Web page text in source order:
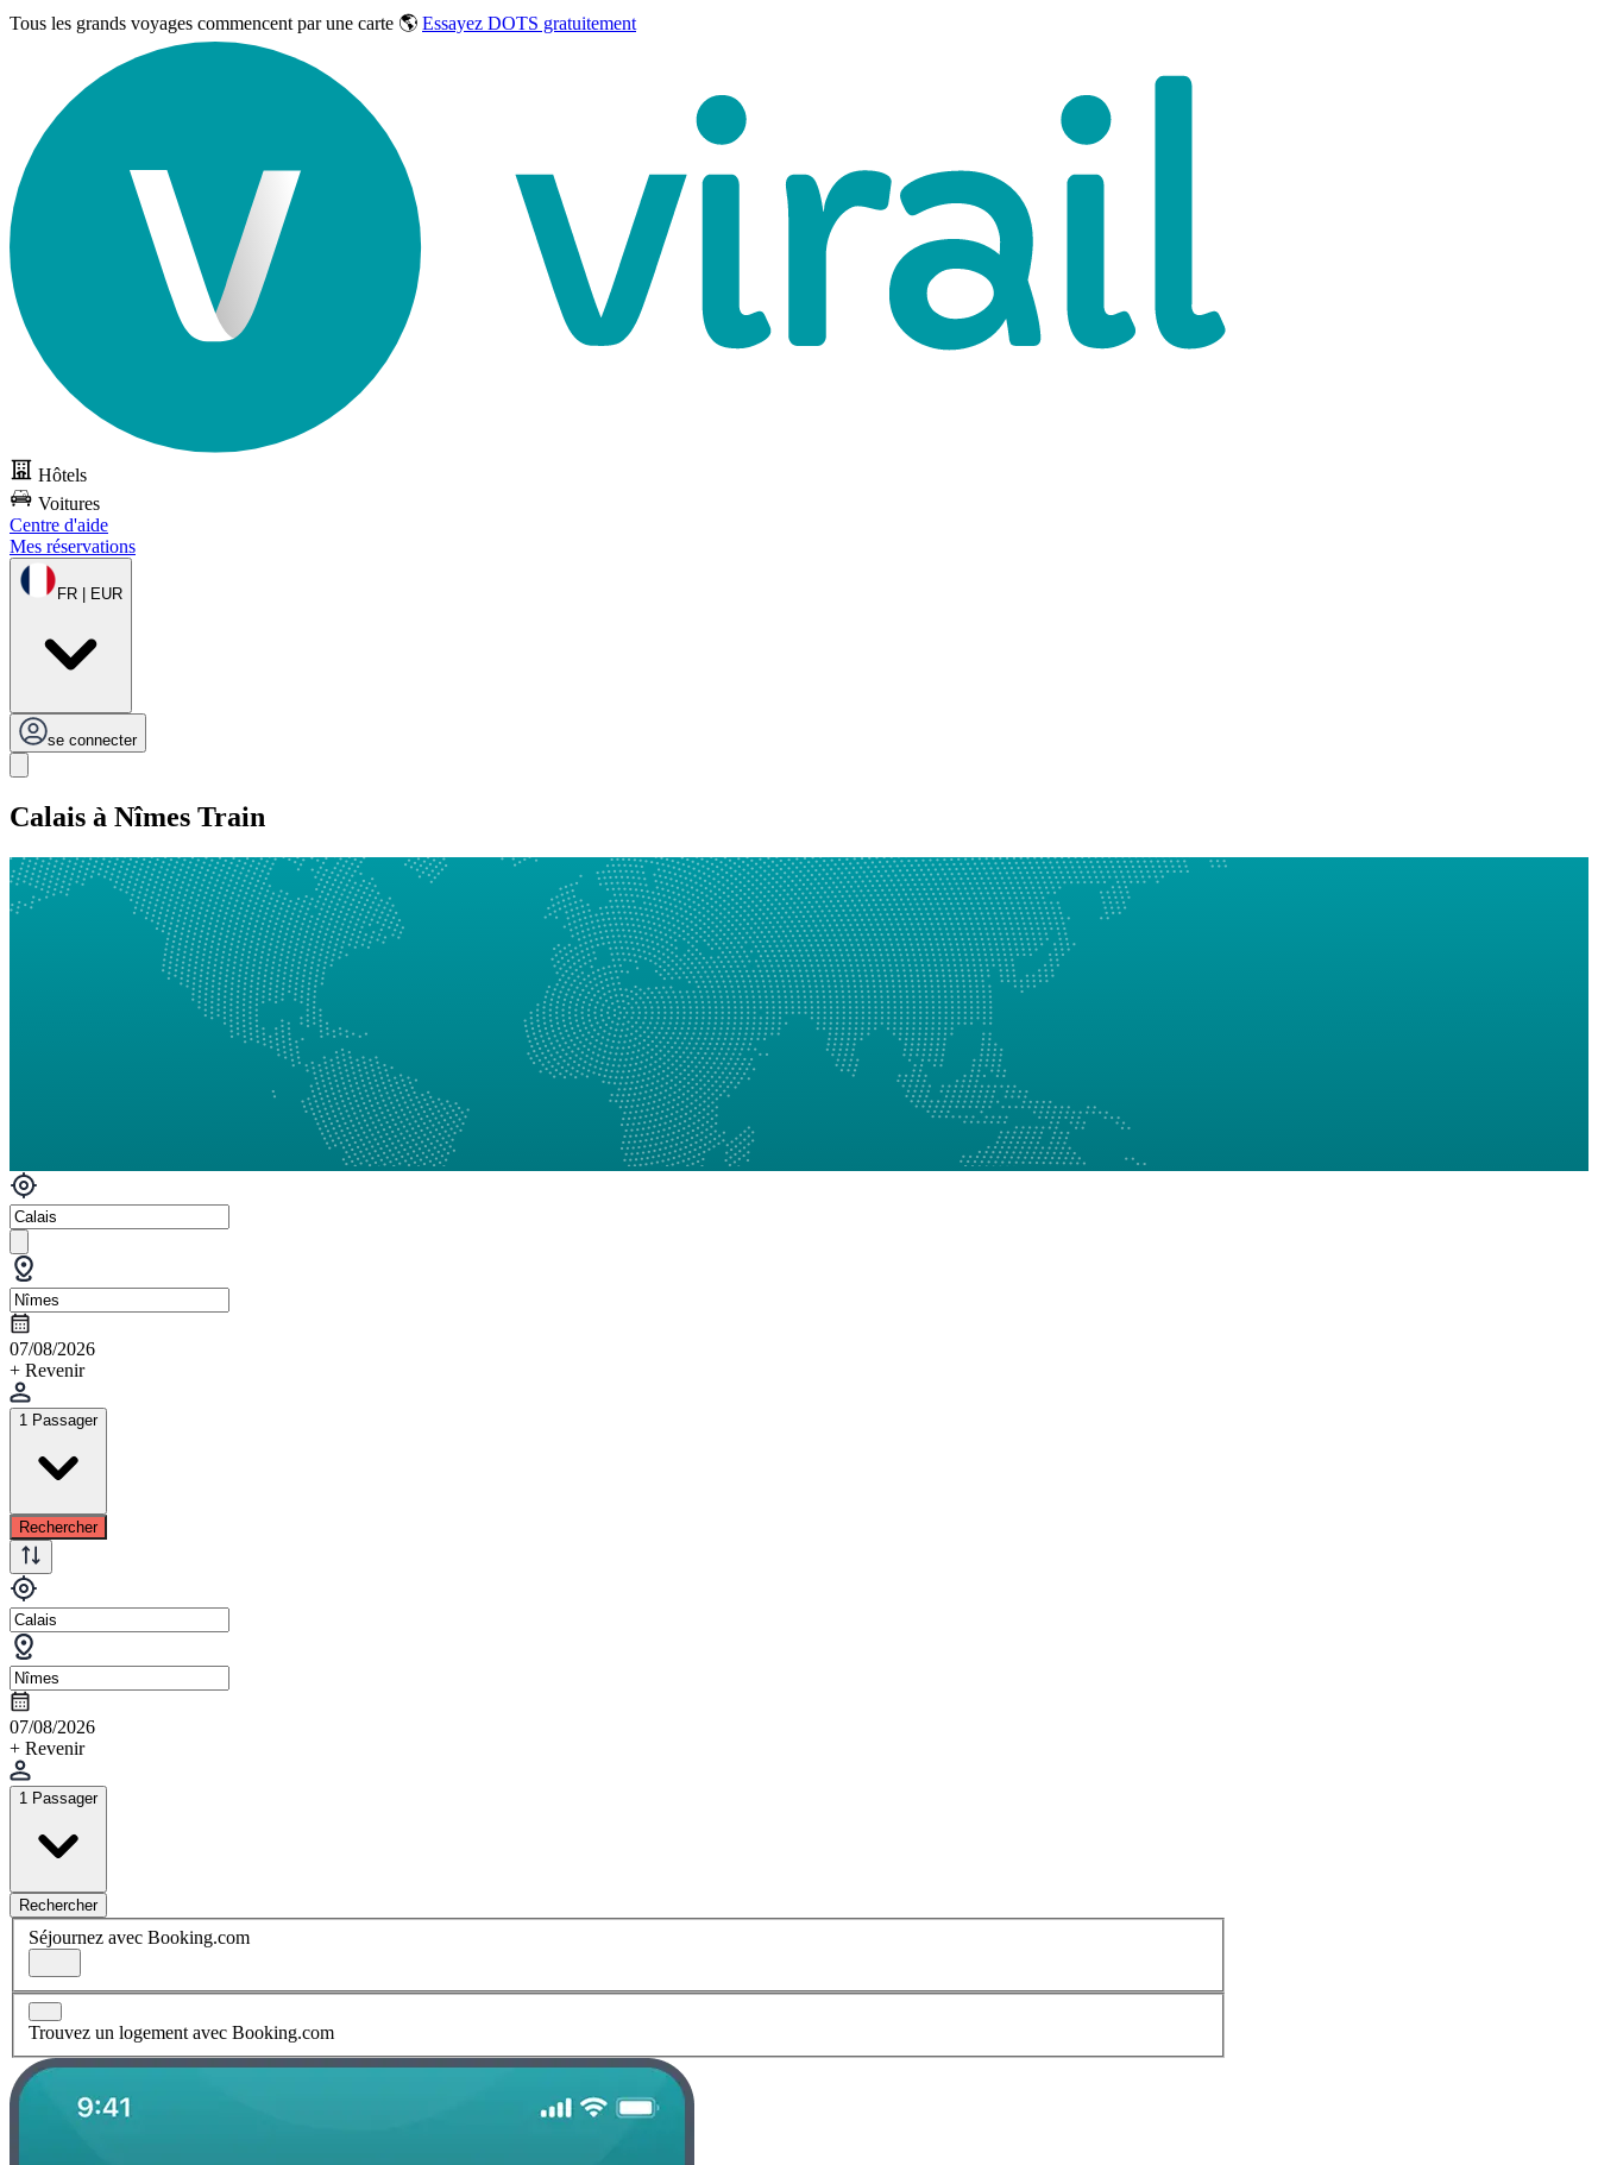
Tous les grands voyages commencent par une carte 🌎 Essayez DOTS gratuitement
Hôtels
Voitures
Centre d'aide
Mes réservations
FR | EUR
se connecter
Calais à Nîmes Train
07/08/2026
+ Revenir
1 Passager
Rechercher
07/08/2026
+ Revenir
1 Passager
Rechercher
Séjournez avec Booking.com
Trouvez un logement avec Booking.com